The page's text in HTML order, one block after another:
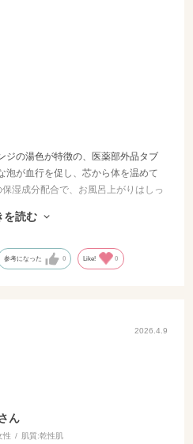
ジの湯色が特徴の、医薬部外品タブ
泡が血行を促し、芯から体を温めて
湿成分配合で、お風呂上がりはしっ
。1つ165円と手頃でパッケージも可
を読む
参考になった 0 Like! 0
2026.4.9
ん
性 肌質:乾性肌